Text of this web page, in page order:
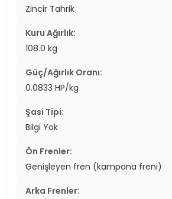
Zincir Tahrik
Kuru Ağırlık:
108.0 kg
Güç/Ağırlık Oranı:
0.0833 HP/kg
Şasi Tipi:
Bilgi Yok
Ön Frenler:
Genişleyen fren (kampana freni)
Arka Frenler: